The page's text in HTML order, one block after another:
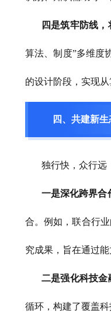
四是筑牢防线
算法、制度”多维度
的设计阶段，实现
四、共建新
独行快，众行远
一是深化跨界合
合。例如，联合行
究成果，旨在通过
二是强化科技金
循环，构建了覆盖